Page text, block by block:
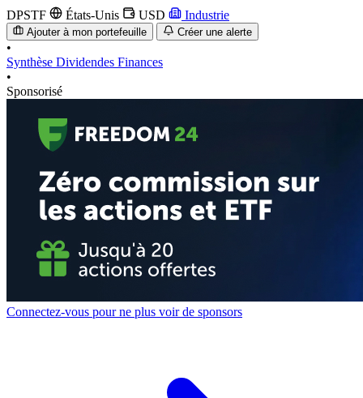
DPSTF États-Unis USD Industrie
Ajouter à mon portefeuille Créer une alerte
•
Synthèse Dividendes Finances
•
Sponsorisé
Connectez-vous pour ne plus voir de sponsors